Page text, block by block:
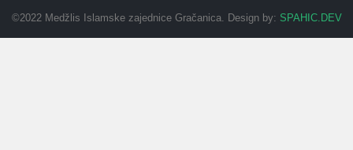
©2022 Medžlis Islamske zajednice Gračanica. Design by: SPAHIC.DEV